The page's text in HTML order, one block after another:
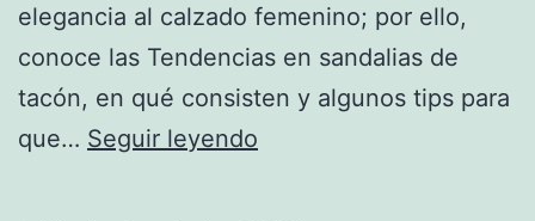
elegancia al calzado femenino; por ello,
conoce las Tendencias en sandalias de
tacón, en qué consisten y algunos tips para
que… Seguir leyendo